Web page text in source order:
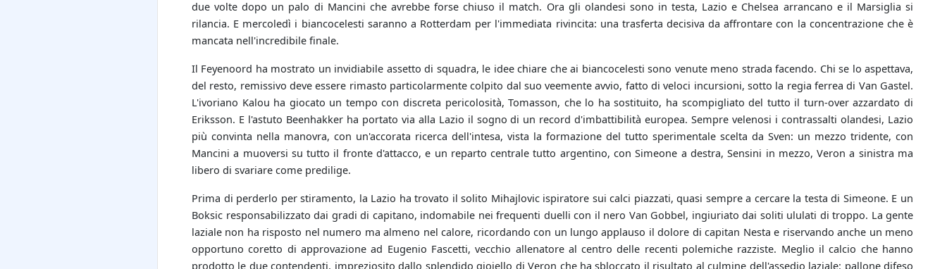
due volte dopo un palo di Mancini che avrebbe forse chiuso il match. Ora gli olandesi sono in testa, Lazio e Chelsea arrancano e il Marsiglia si
rilancia. E mercoledì i biancocelesti saranno a Rotterdam per l'immediata rivincita: una trasferta decisiva da affrontare con la concentrazione che è
mancata nell'incredibile finale.
Il Feyenoord ha mostrato un invidiabile assetto di squadra, le idee chiare che ai biancocelesti sono venute meno strada facendo. Chi se lo aspettava,
del resto, remissivo deve essere rimasto particolarmente colpito dal suo veemente avvio, fatto di veloci incursioni, sotto la regia ferrea di Van Gastel.
L'ivoriano Kalou ha giocato un tempo con discreta pericolosità, Tomasson, che lo ha sostituito, ha scompigliato del tutto il turn-over azzardato di
Eriksson. E l'astuto Beenhakker ha portato via alla Lazio il sogno di un record d'imbattibilità europea. Sempre velenosi i contrassalti olandesi, Lazio
più convinta nella manovra, con un'accorata ricerca dell'intesa, vista la formazione del tutto sperimentale scelta da Sven: un mezzo tridente, con
Mancini a muoversi su tutto il fronte d'attacco, e un reparto centrale tutto argentino, con Simeone a destra, Sensini in mezzo, Veron a sinistra ma
libero di svariare come predilige.
Prima di perderlo per stiramento, la Lazio ha trovato il solito Mihajlovic ispiratore sui calci piazzati, quasi sempre a cercare la testa di Simeone. E un
Boksic responsabilizzato dai gradi di capitano, indomabile nei frequenti duelli con il nero Van Gobbel, ingiuriato dai soliti ululati di troppo. La gente
laziale non ha risposto nel numero ma almeno nel calore, ricordando con un lungo applauso il dolore di capitan Nesta e riservando anche un meno
opportuno coretto di approvazione ad Eugenio Fascetti, vecchio allenatore al centro delle recenti polemiche razziste. Meglio il calcio che hanno
prodotto le due contendenti, impreziosito dallo splendido gioiello di Veron che ha sbloccato il risultato al culmine dell'assedio laziale: pallone difeso